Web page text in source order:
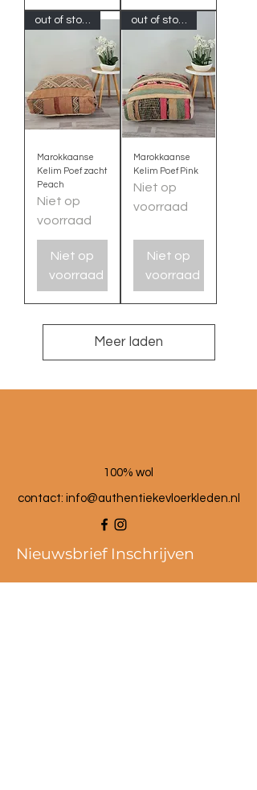
Marokkaanse
Kelim Poef zacht
Peach
Niet op
voorraad
Niet op
voorraad
Marokkaanse
Kelim Poef Pink
Niet op
voorraad
Niet op
voorraad
Meer laden
100% wol
contact: info@authentiekevloerkleden.nl
Nieuwsbrief Inschrijven